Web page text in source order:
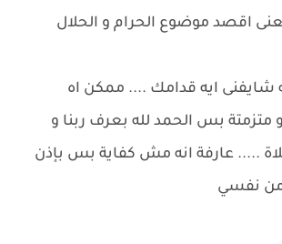
اقصد موضوع الحرام و الحلال
شايفنى ايه قدامك .... ممكن اه
بس الحمد لله بعرف ربنا و
..... عارفة انه مش كفاية بس بإذن
من نفسي